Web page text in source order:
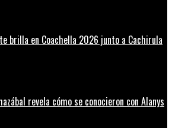
brilla en Coachella 2026 junto a Cachirula
revela cómo se conocieron con Alanys